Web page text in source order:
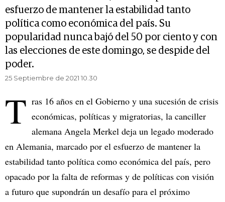
esfuerzo de mantener la estabilidad tanto
política como económica del país. Su
popularidad nunca bajó del 50 por ciento y con
las elecciones de este domingo, se despide del
poder.
25 Septiembre de 2021 10.30
T ras 16 años en el Gobierno y una sucesión de crisis
económicas, políticas y migratorias, la canciller
alemana Angela Merkel deja un legado moderado
en Alemania, marcado por el esfuerzo de mantener la
estabilidad tanto política como económica del país, pero
opacado por la falta de reformas y de políticas con visión
a futuro que supondrán un desafío para el próximo